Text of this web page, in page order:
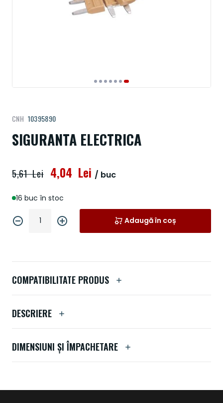
SIGURANTA ELECTRICA
CNH 10395890
16 buc în stoc
4,04 Lei
5,61 Lei / buc
Adaugă în coș
la
începutul
galeriei
imagini
COMPATIBILITATE PRODUS
DESCRIERE
DIMENSIUNI ȘI ÎMPACHETARE